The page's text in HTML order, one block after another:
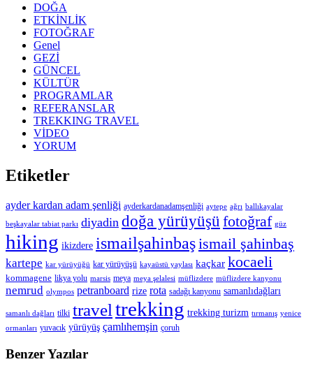
DOĞA
ETKİNLİK
FOTOĞRAF
Genel
GEZİ
GÜNCEL
KÜLTÜR
PROGRAMLAR
REFERANSLAR
TREKKING TRAVEL
VİDEO
YORUM
Etiketler
ayder kardan adam şenliği ayderkardanadamşenliği aytepe ağrı ballıkayalar
beşkayalar tabiat parkı diyadin doğa yürüyüşü fotoğraf güz
hiking ikizdere ismailşahinbaşismail şahinbaş
kartepe kar yürüyüğü kar yürüyüşü kayaüstü yaylası kaçkar kocaeli
kommagene likya yolu marsis meya meya şelalesi müflizdere müflizdere kanyonu
nemrud olympos petranboard rize rota sadağı kanyonu samanlıdağları
samanlı dağları tilki travel trekking trekking turizm tırmanış yenice
ormanları yuvacık yürüyüş çamlıhemşin çoruh
Benzer Yazılar